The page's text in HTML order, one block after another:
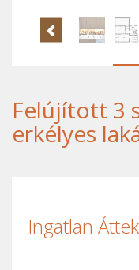
Felújított 3
erkélyes
Ingatlan